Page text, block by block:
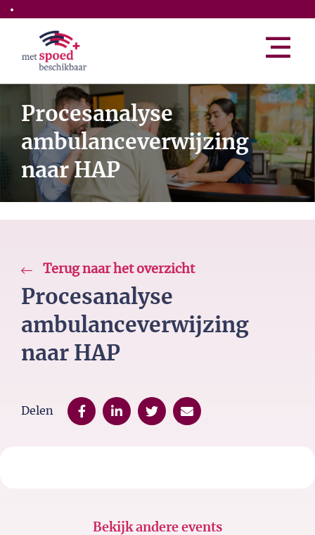
Skip to the main content
Procesanalyse
ambulanceverwijzing
naar HAP
Terug naar het overzicht
Procesanalyse
ambulanceverwijzing
naar HAP
Delen
Bekijk andere events